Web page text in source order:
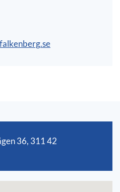
36, 311 42